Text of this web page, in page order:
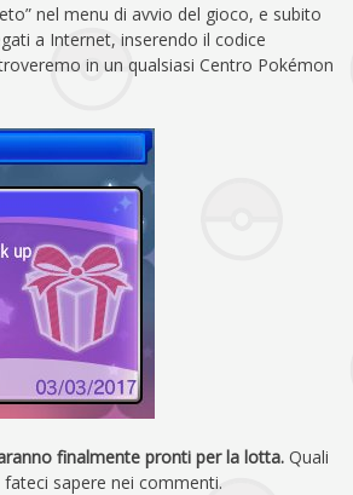
nel menu di avvio del gioco, e subito
a Internet, inserendo il codice
in un qualsiasi Centro Pokémon
finalmente pronti per la lotta. Quali
sapere nei commenti.